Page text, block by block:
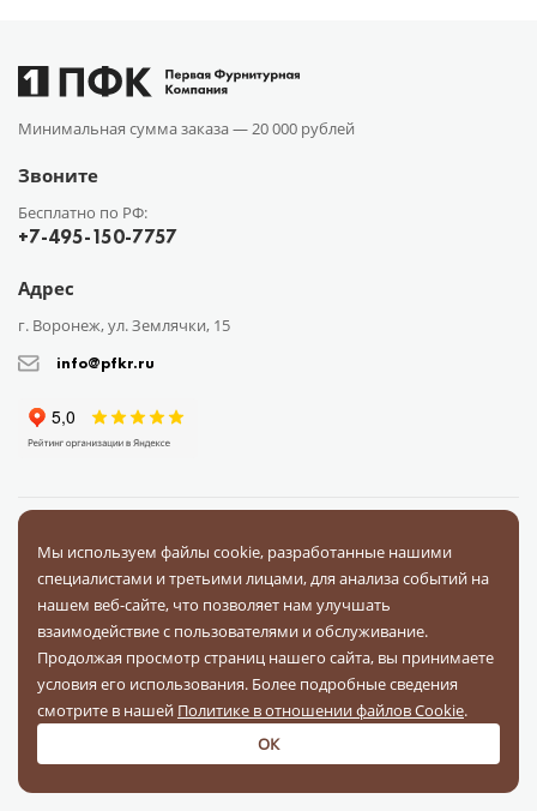
Минимальная сумма заказа —20 000 рублей
Звоните
Бесплатно по РФ:
+7-495-150-7757
Адрес
г. Воронеж, ул. Землячки, 15
info@pfkr.ru
О компании Сотрудничество
Поставщикам
Блог Контакты Отзывы
Вопрос-ответ
Документы
На связи в соц. сетях
Мы используем файлы cookie, разработанные нашими
специалистами и третьими лицами, для анализа событий на
нашем веб-сайте, что позволяет нам улучшать
взаимодействие с пользователями и обслуживание.
Продолжая просмотр страниц нашего сайта, вы принимаете
условия его использования. Более подробные сведения
смотрите в нашей Политике в отношении файлов Cookie.
ОК